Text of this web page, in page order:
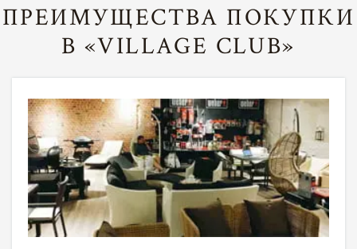
ПРЕИМУЩЕСТВА ПОКУПКИ
В «VILLAGE CLUB»